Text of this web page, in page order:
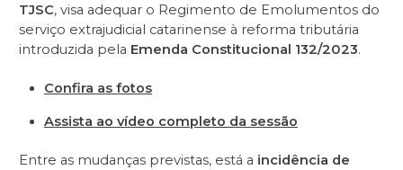
TJSC, visa adequar o Regimento de Emolumentos do
serviço extrajudicial catarinense à reforma tributária
introduzida pela Emenda Constitucional 132/2023.
Confira as fotos
Assista ao vídeo completo da sessão
Entre as mudanças previstas, está a incidência de